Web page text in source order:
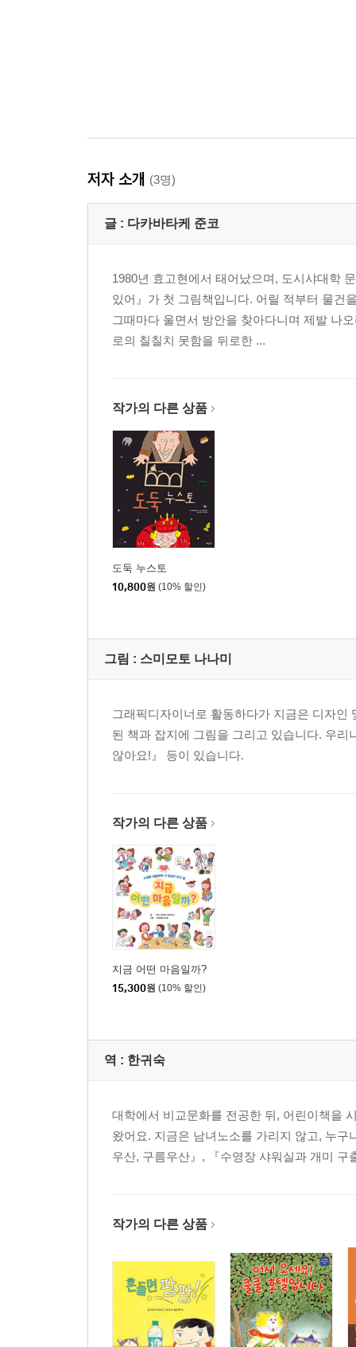
저자 소개 (3명)
글 : 다카바타케 준코
1980년 효고현에서 태어났으며, 도시샤대학
있어』가 첫 그림책입니다. 어릴 적부터 물건
그때마다 울면서 방안을 찾아다니며 제발 나
로의 칠칠치 못함을 뒤로한 ...
작가의 다른 상품
도둑 누스토
10,800원 (10% 할인)
그림 : 스미모토 나나미
그래픽디자이너로 활동하다가 지금은 디자
된 책과 잡지에 그림을 그리고 있습니다. 우리
않아요!』 등이 있습니다.
작가의 다른 상품
지금 어떤 마음일까?
15,300원 (10% 할인)
역 : 한귀숙
대학에서 비교문화를 전공한 뒤, 어린이책을
왔어요. 지금은 남녀노소를 가리지 않고, 누
우산, 구름우산』, 『수영장 샤워실과 개미
작가의 다른 상품